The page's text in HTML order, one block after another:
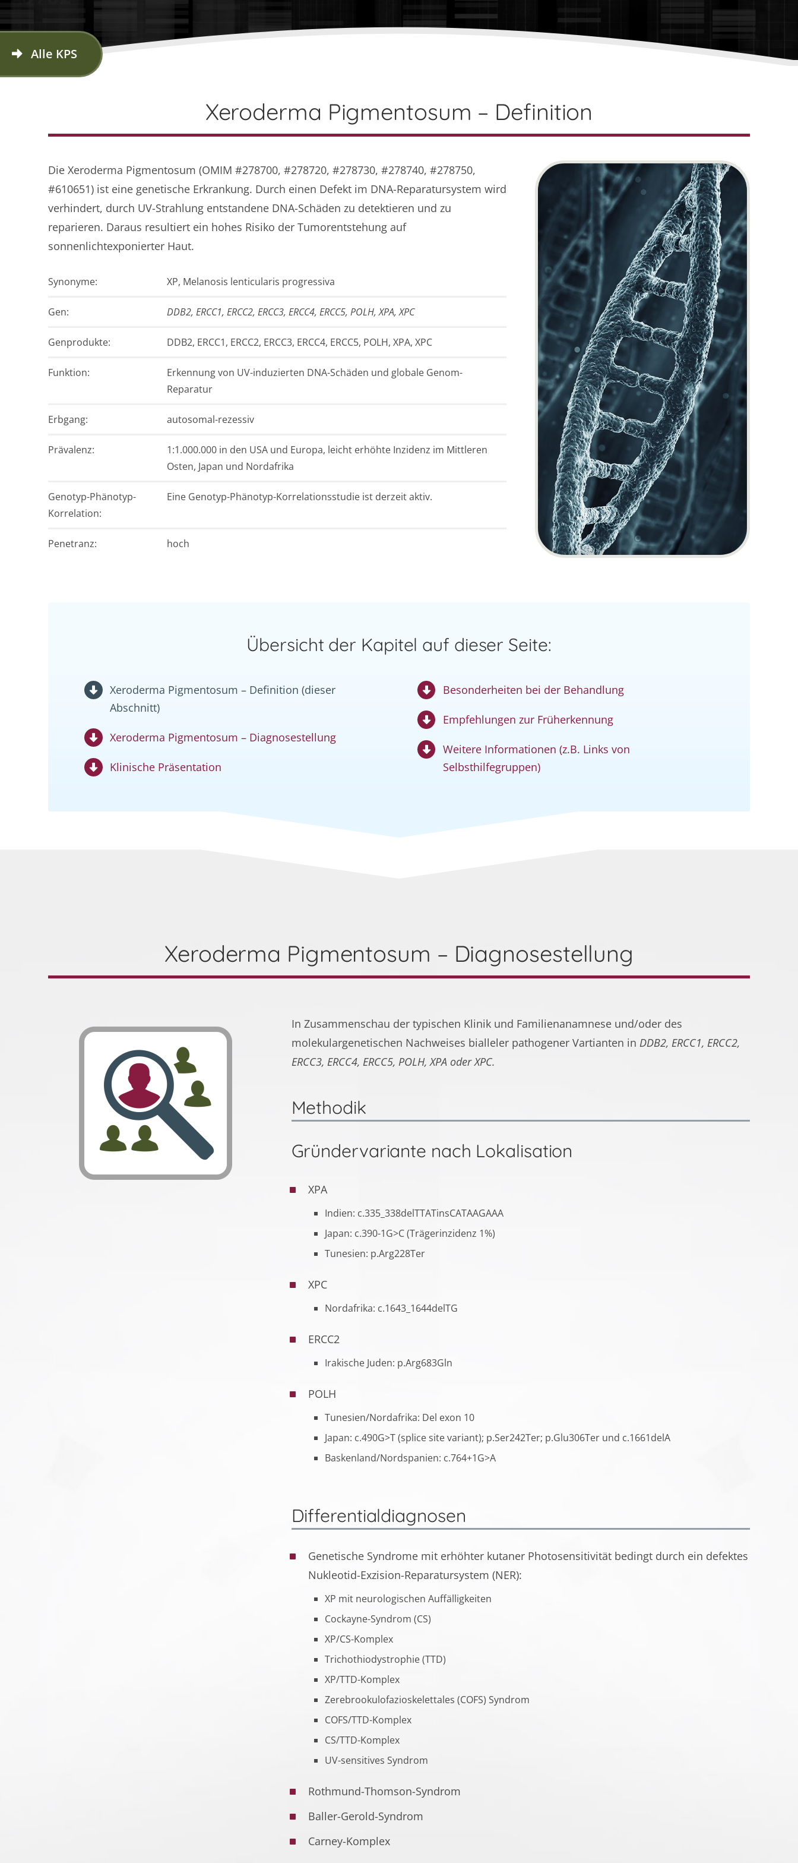
Alle KPS
Xeroderma Pigmentosum – Definition
Die Xeroderma Pigmentosum (OMIM #278700, #278720, #278730, #278740, #278750,
#610651) ist eine genetische Erkrankung. Durch einen Defekt im DNA-Reparatursystem wird
verhindert, durch UV-Strahlung entstandene DNA-Schäden zu detektieren und zu
reparieren. Daraus resultiert ein hohes Risiko der Tumorentstehung auf
sonnenlichtexponierter Haut.
Synonyme: XP, Melanosis lenticularis progressiva
Gen: DDB2, ERCC1, ERCC2, ERCC3, ERCC4, ERCC5, POLH, XPA, XPC
Gen­produkte: DDB2, ERCC1, ERCC2, ERCC3, ERCC4, ERCC5, POLH, XPA, XPC
Funktion:
Erkennung von UV-induzierten DNA-Schäden und globale Genom-
Reparatur
Erb­gang: autosomal-rezessiv
Prävalenz:
1:1.000.000 in den USA und Europa, leicht erhöhte Inzidenz im Mittleren
Osten, Japan und Nordafrika
Genotyp-Phänotyp-
Korrelation:
Eine Genotyp-Phänotyp-Korrelationsstudie ist derzeit aktiv.
Penetranz: hoch
Übersicht der Kapitel auf dieser Seite:
Xeroderma Pigmentosum – Definition (dieser
Abschnitt)
Xeroderma Pigmentosum – Diagnosestellung
Klinische Präsentation
Besonderheiten bei der Behandlung
Empfehlungen zur Früherkennung
Weitere Informationen (z.B. Links von
Selbsthilfegruppen)
Xeroderma Pigmentosum – Diagnosestellung
In Zusammenschau der typischen Klinik und Familienanamnese und/oder des
molekulargenetischen Nachweises bialleler pathogener Vartianten in DDB2, ERCC1, ERCC2,
ERCC3, ERCC4, ERCC5, POLH, XPA oder XPC.
Methodik
Gründervariante nach Lokalisation
XPA
Indien: c.335_338delTTATinsCATAAGAAA
Japan: c.390-1G>C (Trägerinzidenz 1%)
Tunesien: p.Arg228Ter
XPC
Nordafrika: c.1643_1644delTG
ERCC2
Irakische Juden: p.Arg683Gln
POLH
Tunesien/Nordafrika: Del exon 10
Japan: c.490G>T (splice site variant); p.Ser242Ter; p.Glu306Ter und c.1661delA
Baskenland/Nordspanien: c.764+1G>A
Differentialdiagnosen
Genetische Syndrome mit erhöhter kutaner Photosensitivität bedingt durch ein defektes
Nukleotid-Exzision-Reparatursystem (NER):
XP mit neurologischen Auffälligkeiten
Cockayne-Syndrom (CS)
XP/CS-Komplex
Trichothiodystrophie (TTD)
XP/TTD-Komplex
Zerebrookulofazioskelettales (COFS) Syndrom
COFS/TTD-Komplex
CS/TTD-Komplex
UV-sensitives Syndrom
Rothmund-Thomson-Syndrom
Baller-Gerold-Syndrom
Carney-Komplex